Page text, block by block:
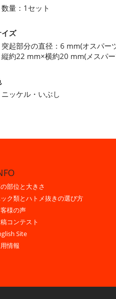
数量：1セット
ズ
突起部分の直径：6 mm(オスパー
縦約22 mm×横約20 mm(メスパ
ニッケル・いぶし
部位と大きさ
ク類とハトメ抜きの選び方
様の声
コンテスト
Site
情報